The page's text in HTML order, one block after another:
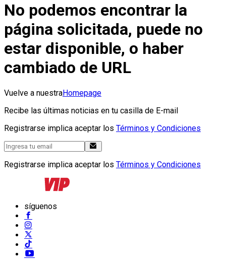
No podemos encontrar la
página solicitada, puede no
estar disponible, o haber
cambiado de URL
Vuelve a nuestraHomepage
Recibe las últimas noticias en tu casilla de E-mail
Registrarse implica aceptar los Términos y Condiciones
Registrarse implica aceptar los Términos y Condiciones
síguenos